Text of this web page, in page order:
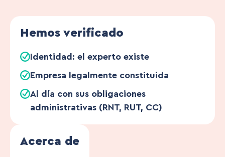
Hemos verificado
Identidad: el experto existe
Empresa legalmente constituida
Al día con sus obligaciones
administrativas (RNT, RUT, CC)
Acerca de